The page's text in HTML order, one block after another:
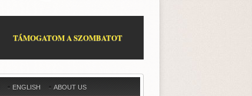
TÁMOGATOM A SZOMBATOT
ENGLISH ABOUT US